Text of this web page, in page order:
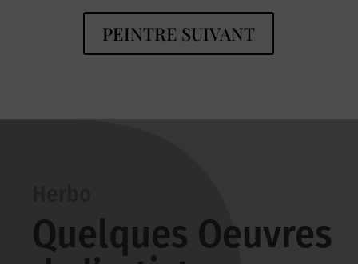
PEINTRE SUIVANT
Quelques Oeuvres